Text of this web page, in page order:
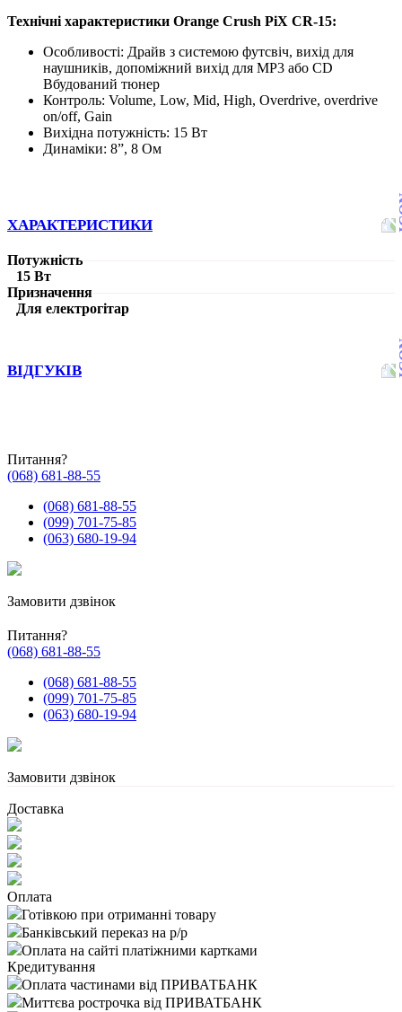
Технічні характеристики Orange Crush PiX CR-15:
Особливості: Драйв з системою футсвіч, вихід для
наушників, допоміжний вихід для MP3 або CD
Вбудований тюнер
Контроль: Volume, Low, Mid, High, Overdrive, overdrive
on/off, Gain
Вихідна потужність: 15 Вт
Динаміки: 8”, 8 Ом
ХАРАКТЕРИСТИКИ
Потужність
15 Вт
Призначення
Для електрогітар
ВІДГУКІВ
Питання?
(068) 681-88-55
(068) 681-88-55
(099) 701-75-85
(063) 680-19-94
Замовити дзвінок
Питання?
(068) 681-88-55
(068) 681-88-55
(099) 701-75-85
(063) 680-19-94
Замовити дзвінок
Доставка
Оплата
Готівкою при отриманні товару
Банківський переказ на р/р
Оплата на сайті платіжними картками
Кредитування
Оплата частинами від ПРИВАТБАНК
Миттєва рострочка від ПРИВАТБАНК